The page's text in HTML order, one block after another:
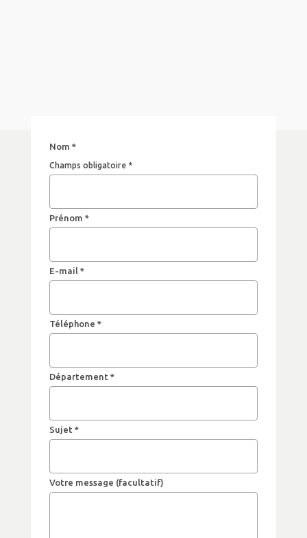
Nom *
Champs obligatoire *
Prénom *
E-mail *
Téléphone *
Département *
Sujet *
Votre message (facultatif)